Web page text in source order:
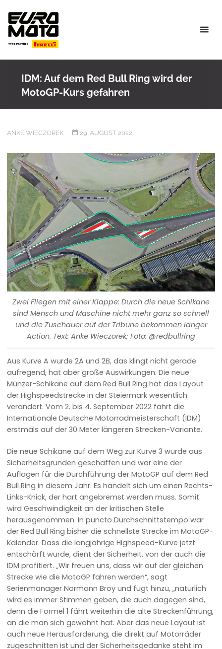
content
IDM: Auf dem Red Bull Ring wird der
MotoGP-Kurs gefahren
ANKE WIECZOREK 29. AUGUST 2022
Zwei Fliegen mit einer Klappe: Durch die neue Schikane
sind Mensch und Maschine nicht mehr ganz so schnell
und die Zuschauer auf der Tribüne bekommen länger
Action. Text: Anke Wieczorek; Foto: @redbullring
Aus Kurve A wurde 2A und 2B, das klingt nicht gerade
aufregend, hat aber große Auswirkungen. Die neue
Münzer-Schikane auf dem Red Bull Ring hat das Layout
der Highspeedstrecke in der Steiermark wesentlich
verändert. Vom 2. bis 4. September 2022 fährt die
Internationale Deutsche Motorradmeisterschaft (IDM)
erstmals auf der 30 Meter längeren Strecken-Variante.
Die neue Schikane auf dem Weg zur Kurve 3 wurde aus
Sicherheitsgründen geschaffen und war eine der
Auflagen für die Durchführung der MotoGP auf dem Red
Bull Ring in diesem Jahr. Es handelt sich um einen Rechts-
Links-Knick, der hart angebremst werden muss. Somit
wird Geschwindigkeit an der kritischen Stelle
herausgenommen. In puncto Durchschnittstempo war
der Red Bull Ring bisher die schnellste Strecke im MotoGP-
Kalender. Dass die langjährige Highspeed-Kurve jetzt
entschärft wurde, dient der Sicherheit, von der auch die
IDM profitiert. „Wir freuen uns, dass wir auf der gleichen
Strecke wie die MotoGP fahren werden“, sagt
Serienmanager Normann Broy und fügt hinzu, „natürlich
wird es immer Stimmen geben, die auch dagegen sind,
denn die Formel 1 fährt weiterhin die alte Streckenführung,
an die man sich gewöhnt hat. Aber das neue Layout ist
auch neue Herausforderung, die direkt auf Motorräder
zugeschnitten ist und der Sicherheitsgedanke steht im